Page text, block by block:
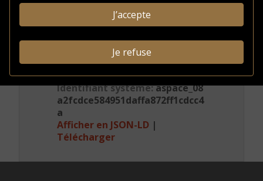
Conditions
INFORMATIONS
ADMINISTRATIVES
Identifiant système:aspace_08
a2fcdce584951daffa872ff1cdcc4
a
Afficher en JSON-LD |
Télécharger
J’accepte
Je refuse